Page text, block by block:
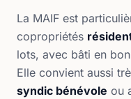
La MAIF est
copropriétés
lots, avec bâti en
Elle convient aussi
syndic bénévole ou